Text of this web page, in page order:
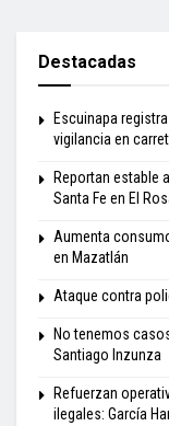
Destacadas
Escuinapa
vigilancia en
Reportan estable
Santa Fe en El
Aumenta
en Mazatlán
Ataque contra
No tenemos
Santiago Inzunza
Refuerzan
ilegales: García